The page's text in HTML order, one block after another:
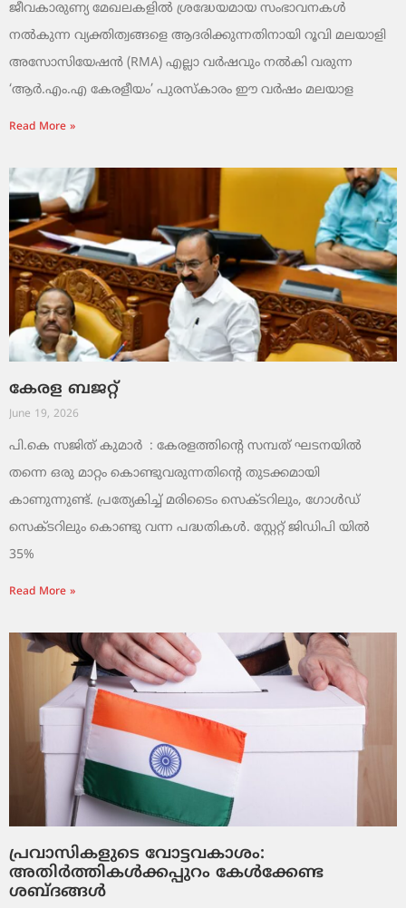
ജീവകാരുണ്യ മേഖലകളിൽ ശ്രദ്ധേയമായ സംഭാവനകൾ
നൽകുന്ന വ്യക്തിത്വങ്ങളെ ആദരിക്കുന്നതിനായി റൂവി മലയാളി
അസോസിയേഷൻ (RMA) എല്ലാ വർഷവും നൽകി വരുന്ന
‘ആർ.എം.എ കേരളീയം’ പുരസ്‌കാരം ഈ വർഷം മലയാള
Read More »
കേരള ബജറ്റ്
June 19, 2026
പി.കെ സജിത് കുമാര്‍ : കേരളത്തിന്റെ സമ്പത് ഘടനയിൽ
തന്നെ ഒരു മാറ്റം കൊണ്ടുവരുന്നതിന്റെ തുടക്കമായി
കാണുന്നുണ്ട്. പ്രത്യേകിച്ച് മരിടൈം സെക്ടറിലും, ഗോൾഡ്
സെക്ടറിലും കൊണ്ടു വന്ന പദ്ധതികൾ. സ്റ്റേറ്റ് ജിഡിപി യിൽ
35%
Read More »
പ്രവാസികളുടെ വോട്ടവകാശം:
അതിർത്തികൾക്കപ്പുറം കേൾക്കേണ്ട
ശബ്ദങ്ങൾ